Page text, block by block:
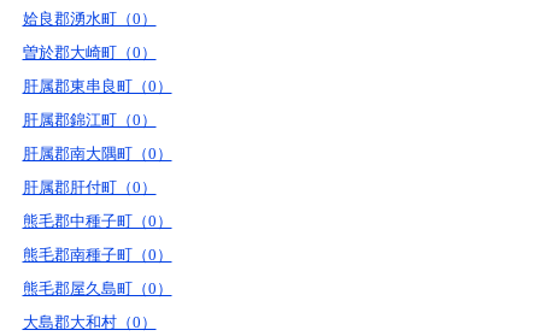
姶良郡湧水町（0）
曽於郡大崎町（0）
肝属郡東串良町（0）
肝属郡錦江町（0）
肝属郡南大隅町（0）
肝属郡肝付町（0）
熊毛郡中種子町（0）
熊毛郡南種子町（0）
熊毛郡屋久島町（0）
大島郡大和村（0）